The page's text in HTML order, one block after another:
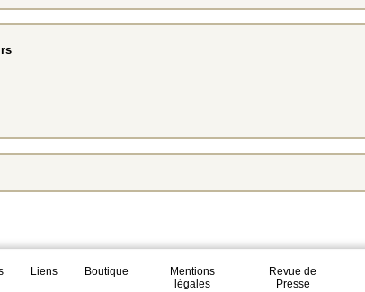
Liens Boutique
Mentions
légales
Revue de
Presse